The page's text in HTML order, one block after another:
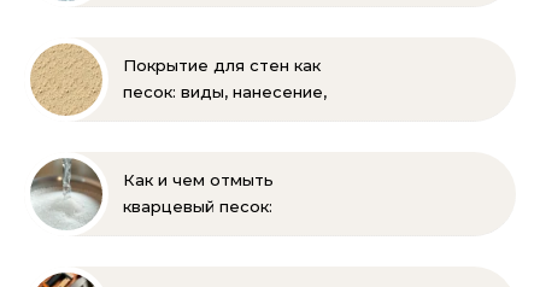
Покрытие для стен как
песок: виды, нанесение,
Как и чем отмыть
кварцевый песок: